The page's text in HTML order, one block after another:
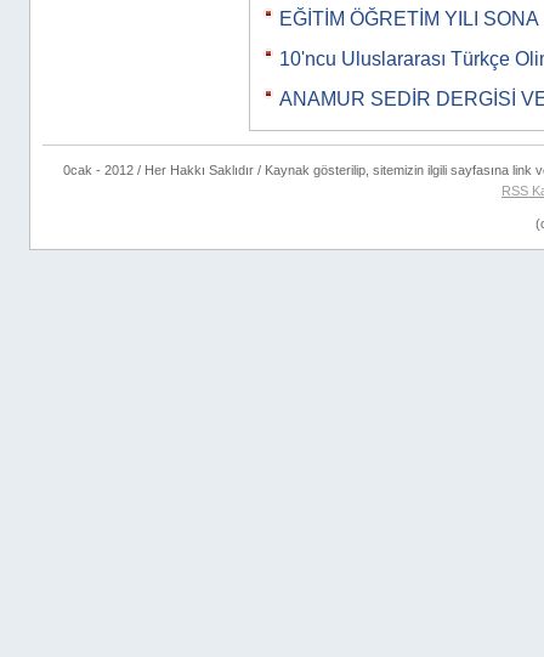
EĞİTİM ÖĞRETİM YILI
10'ncu Uluslararası Türkçe
ANAMUR SEDİR DERGİSİ
0cak - 2012 / Her Hakkı Saklıdır / Kaynak gösterilip, sitemizin ilgili sayfasına link
RSS